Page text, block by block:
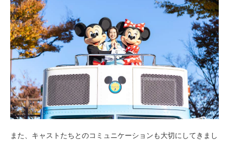
また、キャストたちとのコミュニケーションも大切にしてきまし